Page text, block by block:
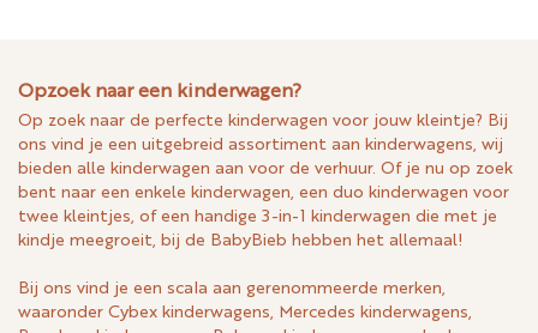
Opzoek naar een kinderwagen?
Op zoek naar de perfecte kinderwagen voor jouw kleintje? Bij
ons vind je een uitgebreid assortiment aan kinderwagens, wij
bieden alle kinderwagen aan voor de verhuur. Of je nu op zoek
bent naar een enkele kinderwagen, een duo kinderwagen voor
twee kleintjes, of een handige 3-in-1 kinderwagen die met je
kindje meegroeit, bij de BabyBieb hebben het allemaal!
Bij ons vind je een scala aan gerenommeerde merken,
waaronder Cybex kinderwagens, Mercedes kinderwagens,